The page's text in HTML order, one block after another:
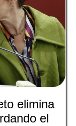
elimina
el